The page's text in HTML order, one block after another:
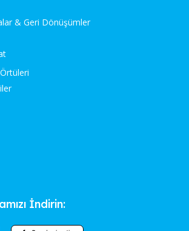
& Geri Dönüşümler
İndirin: